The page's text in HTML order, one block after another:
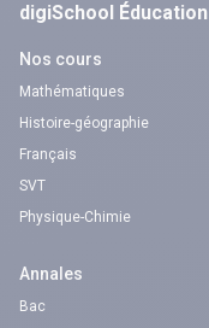
digiSchool Éducation
Nos cours
Mathématiques
Histoire-géographie
Français
SVT
Physique-Chimie
Annales
Bac